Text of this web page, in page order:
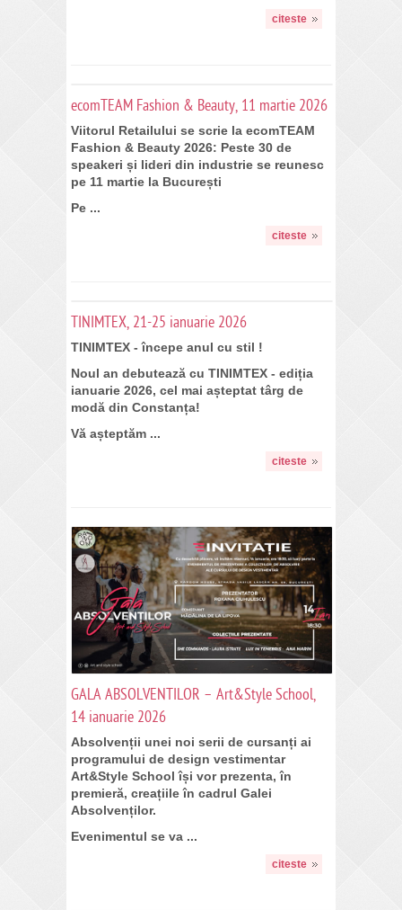
citeste
ecomTEAM Fashion & Beauty, 11 martie 2026
Viitorul Retailului se scrie la ecomTEAM
Fashion & Beauty 2026: Peste 30 de
speakeri și lideri din industrie se reunesc
pe 11 martie la București
Pe ...
citeste
TINIMTEX, 21-25 ianuarie 2026
TINIMTEX - începe anul cu stil !
Noul an debutează cu TINIMTEX - ediția
ianuarie 2026, cel mai așteptat târg de
modă din Constanța!
Vă așteptăm ...
citeste
GALA ABSOLVENTILOR – Art&Style School,
14 ianuarie 2026
Absolvenții unei noi serii de cursanți ai
programului de design vestimentar
Art&Style School își vor prezenta, în
premieră, creațiile în cadrul Galei
Absolvenților.
Evenimentul se va ...
citeste